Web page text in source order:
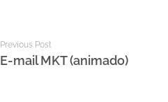
Previous Post
E-mail MKT (animado)